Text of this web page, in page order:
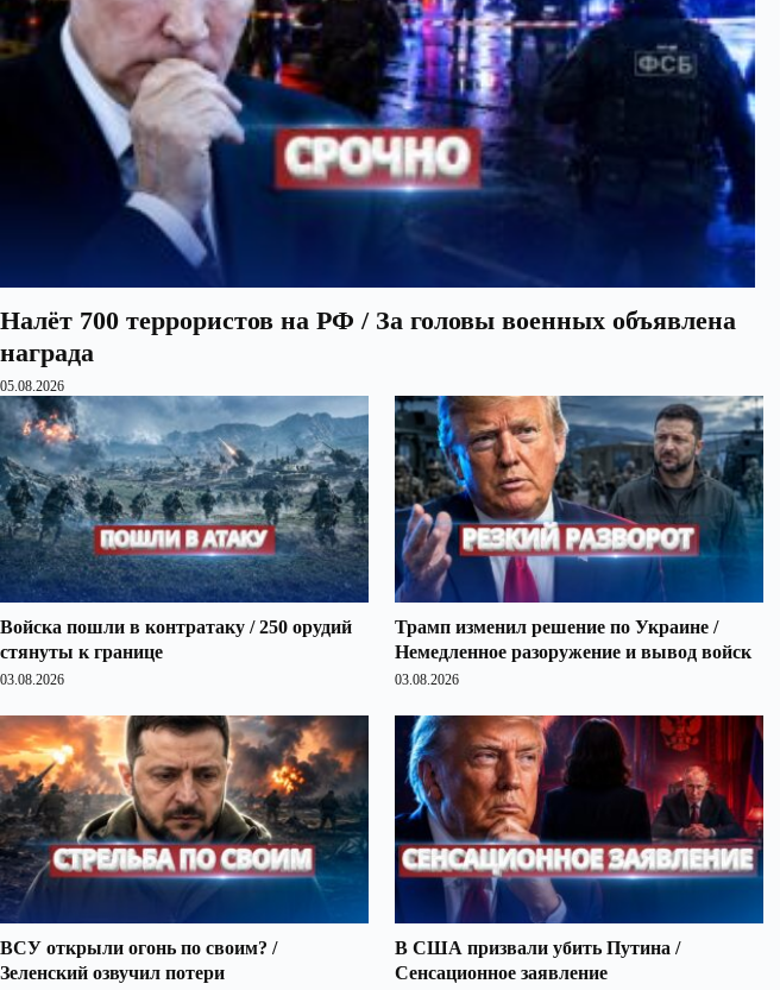
Налёт 700 террористов на РФ / За головы военных объявлена
награда
05.08.2026
Войска пошли в контратаку / 250 орудий
стянуты к границе
03.08.2026
Трамп изменил решение по Украине /
Немедленное разоружение и вывод войск
03.08.2026
ВСУ открыли огонь по своим? /
Зеленский озвучил потери
В США призвали убить Путина /
Сенсационное заявление